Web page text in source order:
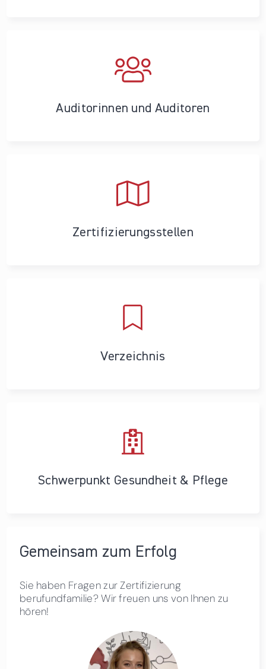
Auditorinnen und Auditoren
Zertifizierungs­stellen
Verzeichnis
Schwerpunkt Gesundheit & Pflege
Gemeinsam zum Erfolg
Sie haben Fragen zur Zertifizierung
berufundfamilie? Wir freuen uns von Ihnen zu
hören!